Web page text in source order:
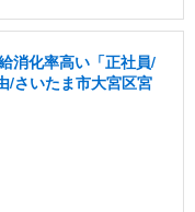
消化率高い「正社員/
/さいたま市大宮区宮